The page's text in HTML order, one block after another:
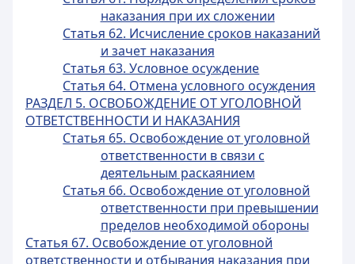
наказания при их сложении
Статья 62. Исчисление сроков наказаний
и зачет наказания
Статья 63. Условное осуждение
Статья 64. Отмена условного осуждения
РАЗДЕЛ 5. ОСВОБОЖДЕНИЕ ОТ УГОЛОВНОЙ
ОТВЕТСТВЕННОСТИ И НАКАЗАНИЯ
Статья 65. Освобождение от уголовной
ответственности в связи с
деятельным раскаянием
Статья 66. Освобождение от уголовной
ответственности при превышении
пределов необходимой обороны
Статья 67. Освобождение от уголовной
ответственности и отбывания наказания при